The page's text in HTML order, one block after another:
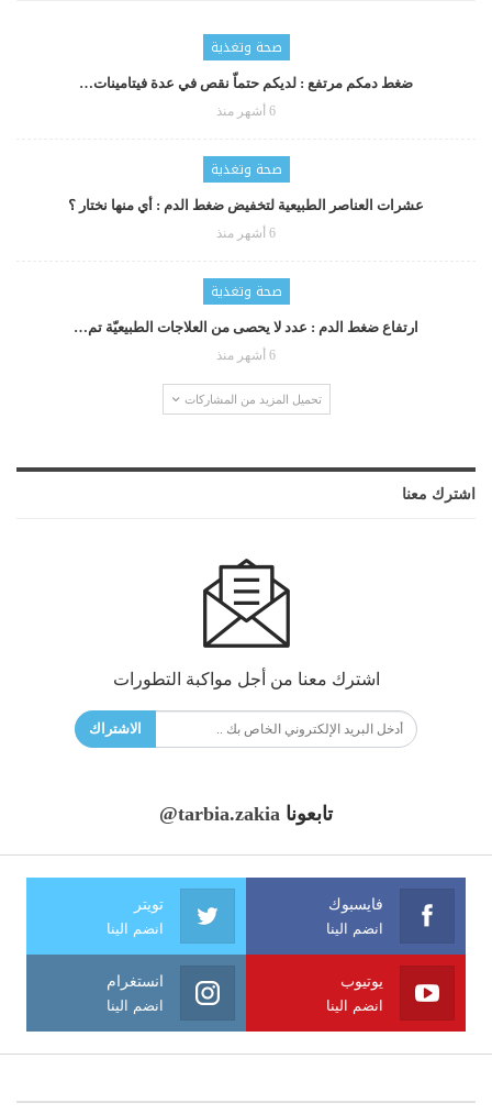
صحة وتغذية
ضغط دمكم مرتفع : لديكم حتماّ نقص في عدة فيتامينات…
6 أشهر منذ
صحة وتغذية
عشرات العناصر الطبيعية لتخفيض ضغط الدم : أي منها نختار ؟
6 أشهر منذ
صحة وتغذية
ارتفاع ضغط الدم : عدد لا يحصى من العلاجات الطبيعيّة تم…
6 أشهر منذ
تحميل المزيد من المشاركات
اشترك معنا
اشترك معنا من أجل مواكبة التطورات
الاشتراك
تابعونا @tarbia.zakia
فايسبوك
انضم الينا
تويتر
انضم الينا
يوتيوب
انضم الينا
انستغرام
انضم الينا